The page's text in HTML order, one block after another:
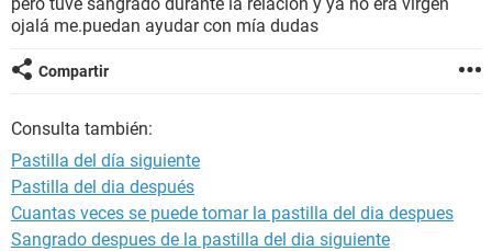
GLOSARIO
ojalá me.puedan ayudar con mía dudas
Compartir
Consulta también:
Pastilla del día siguiente
Pastilla del dia después
Cuantas veces se puede tomar la pastilla del dia despues
Sangrado despues de la pastilla del dia siguiente